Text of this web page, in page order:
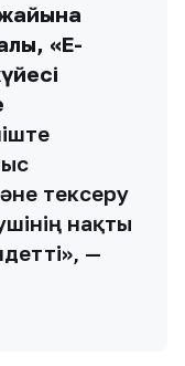
«Е-
тексеру
нақты
—